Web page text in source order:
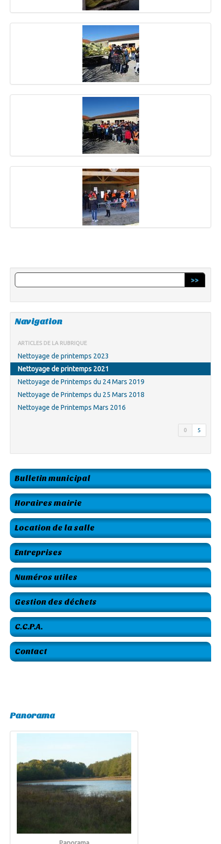
>>
Navigation
ARTICLES DE LA RUBRIQUE
Nettoyage de printemps 2023
Nettoyage de printemps 2021
Nettoyage de Printemps du 24 Mars 2019
Nettoyage de Printemps du 25 Mars 2018
Nettoyage de Printemps Mars 2016
0 5
Bulletin municipal
Horaires mairie
Location de la salle
Entreprises
Numéros utiles
Gestion des déchets
C.C.P.A.
Contact
Panorama